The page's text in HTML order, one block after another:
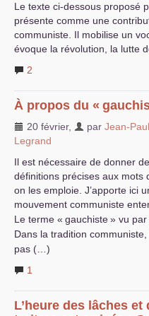
Le texte ci-dessous proposé
présente comme une
communiste. Il mobilise un
évoque la révolution, la lutte
2
À propos du «
20 février, par Jean-Paul
Legrand
Il est nécessaire de donner
définitions précises aux mots
on les emploie. J’apporte ici
mouvement communiste
Le terme « gauchiste» vu
Dans la tradition
pas (…)
1
L’heure des lâches et